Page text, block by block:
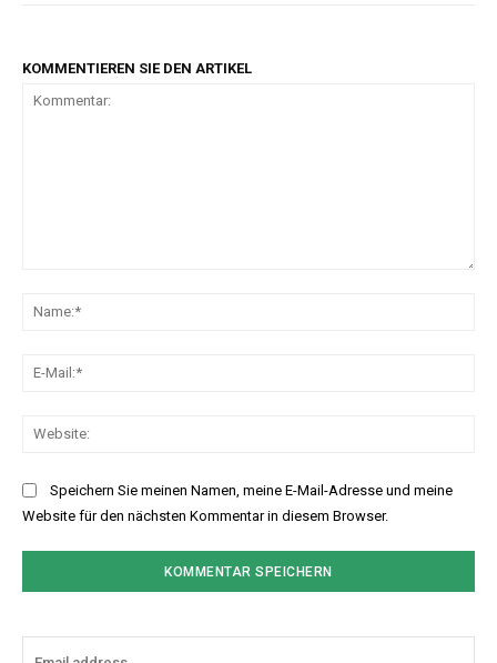
KOMMENTIEREN SIE DEN ARTIKEL
Speichern Sie meinen Namen, meine E-Mail-Adresse und meine
Website für den nächsten Kommentar in diesem Browser.